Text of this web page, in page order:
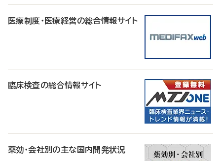
医療制度・医療経営の総合情報サイト
臨床検査の総合情報サイト
薬効・会社別の主な国内開発状況